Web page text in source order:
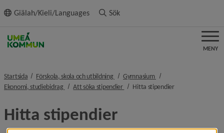
innehållet
Giälah/Kieli/Languages Sök
MENY
Startsida Förskola, skola och utbildning nivå i brödsmulenavigeringen
Gymnasium nivå i
Ekonomi, studiebidrag nivå i brödsmulenavigeringen
Att söka stipendier nivå i brödsmulenavigeringen
Hitta stipendiernivå i
Hitta stipendier